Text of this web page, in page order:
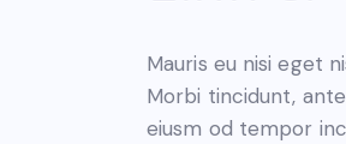
Mauris eu nisi eget
Morbi tincidunt,
eiusm od tempor